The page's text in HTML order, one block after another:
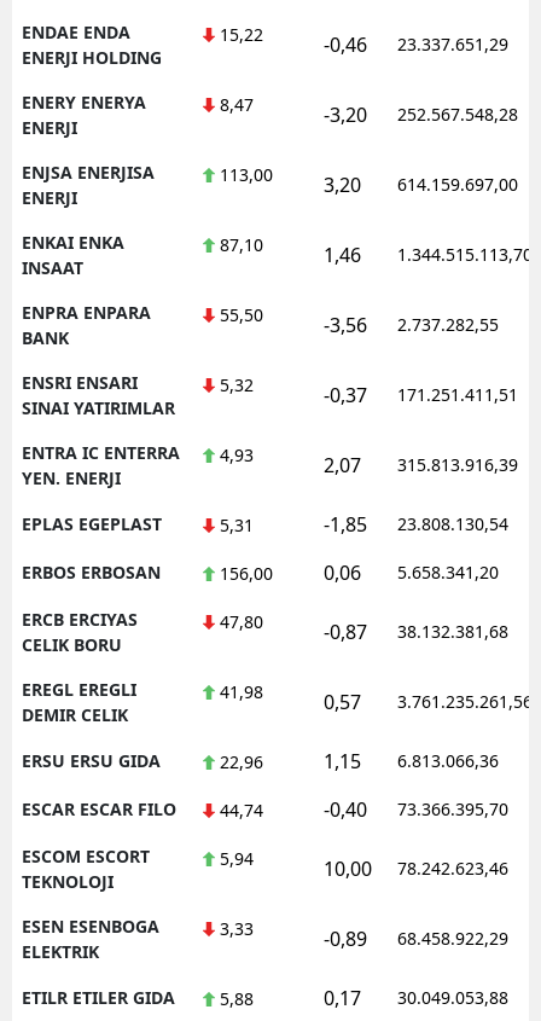
ENDAE ENDA
ENERJI HOLDING
15,22 -0,46 23.337.651,29
ENERY ENERYA
ENERJI
8,47 -3,20 252.567.548,28
ENJSA ENERJISA
ENERJI
113,00 3,20 614.159.697,00
ENKAI ENKA
INSAAT
87,10 1,46 1.344.515.113,70
ENPRA ENPARA
BANK
55,50 -3,56 2.737.282,55
ENSRI ENSARI
SINAI YATIRIMLAR
5,32 -0,37 171.251.411,51
ENTRA IC ENTERRA
YEN. ENERJI
4,93 2,07 315.813.916,39
EPLAS EGEPLAST 5,31 -1,85 23.808.130,54
ERBOS ERBOSAN 156,00 0,06 5.658.341,20
ERCB ERCIYAS
CELIK BORU
47,80 -0,87 38.132.381,68
EREGL EREGLI
DEMIR CELIK
41,98 0,57 3.761.235.261,56
ERSU ERSU GIDA 22,96 1,15 6.813.066,36
ESCAR ESCAR FILO 44,74 -0,40 73.366.395,70
ESCOM ESCORT
TEKNOLOJI
5,94 10,00 78.242.623,46
ESEN ESENBOGA
ELEKTRIK
3,33 -0,89 68.458.922,29
ETILR ETILER GIDA 5,88 0,17 30.049.053,88